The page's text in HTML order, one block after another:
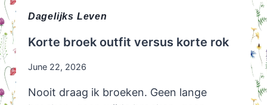
Dagelijks Leven
Korte broek outfit versus korte rok
June 22, 2026
Nooit draag ik broeken. Geen lange